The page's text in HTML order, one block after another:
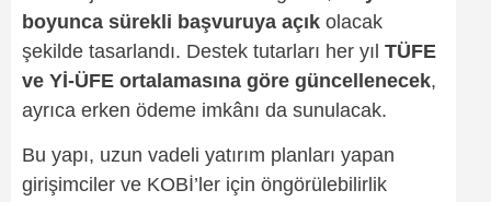
boyunca sürekli başvuruya açık olacak
şekilde tasarlandı. Destek tutarları her yıl TÜFE
ve Yİ-ÜFE ortalamasına göre güncellenecek,
ayrıca erken ödeme imkânı da sunulacak.
Bu yapı, uzun vadeli yatırım planları yapan
girişimciler ve KOBİ’ler için öngörülebilirlik